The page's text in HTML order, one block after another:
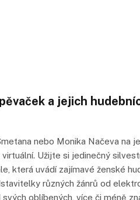
a jejich
nebo Monika Načeva na
Užijte si jedinečný
která uvádí zajímavé ženské
různých žánrů od
oblíbených, více či méně